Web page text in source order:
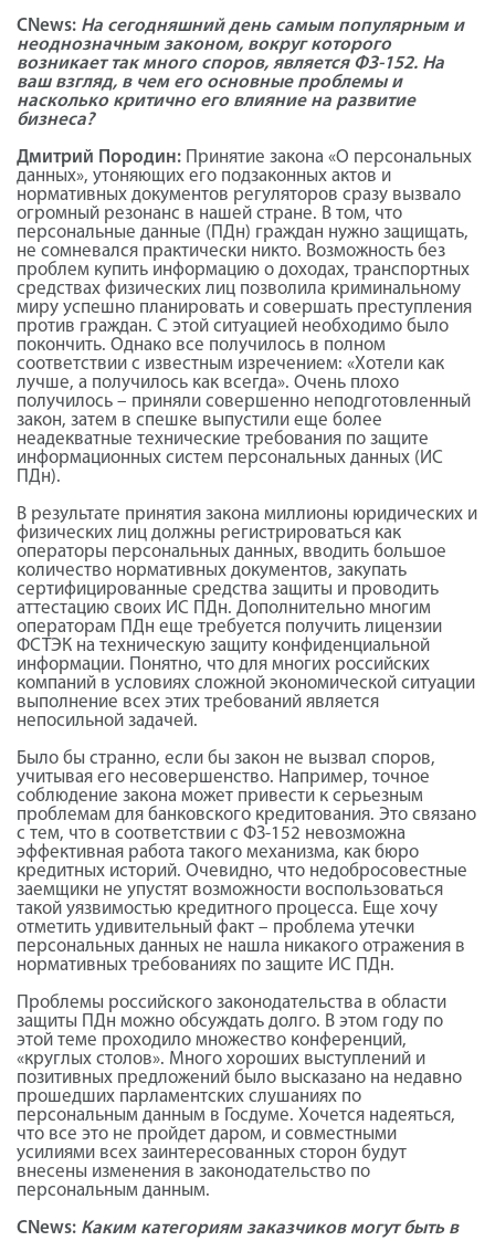
CNews: На сегодняшний день самым популярным и
неоднозначным законом, вокруг которого
возникает так много споров, является ФЗ-152. На
ваш взгляд, в чем его основные проблемы и
насколько критично его влияние на развитие
бизнеса?
Дмитрий Породин: Принятие закона «О персональных
данных», утоняющих его подзаконных актов и
нормативных документов регуляторов сразу вызвало
огромный резонанс в нашей стране. В том, что
персональные данные (ПДн) граждан нужно защищать,
не сомневался практически никто. Возможность без
проблем купить информацию о доходах, транспортных
средствах физических лиц позволила криминальному
миру успешно планировать и совершать преступления
против граждан. С этой ситуацией необходимо было
покончить. Однако все получилось в полном
соответствии с известным изречением: «Хотели как
лучше, а получилось как всегда». Очень плохо
получилось – приняли совершенно неподготовленный
закон, затем в спешке выпустили еще более
неадекватные технические требования по защите
информационных систем персональных данных (ИС
ПДн).
В результате принятия закона миллионы юридических и
физических лиц должны регистрироваться как
операторы персональных данных, вводить большое
количество нормативных документов, закупать
сертифицированные средства защиты и проводить
аттестацию своих ИС ПДн. Дополнительно многим
операторам ПДн еще требуется получить лицензии
ФСТЭК на техническую защиту конфиденциальной
информации. Понятно, что для многих российских
компаний в условиях сложной экономической ситуации
выполнение всех этих требований является
непосильной задачей.
Было бы странно, если бы закон не вызвал споров,
учитывая его несовершенство. Например, точное
соблюдение закона может привести к серьезным
проблемам для банковского кредитования. Это связано
с тем, что в соответствии с ФЗ-152 невозможна
эффективная работа такого механизма, как бюро
кредитных историй. Очевидно, что недобросовестные
заемщики не упустят возможности воспользоваться
такой уязвимостью кредитного процесса. Еще хочу
отметить удивительный факт – проблема утечки
персональных данных не нашла никакого отражения в
нормативных требованиях по защите ИС ПДн.
Проблемы российского законодательства в области
защиты ПДн можно обсуждать долго. В этом году по
этой теме проходило множество конференций,
«круглых столов». Много хороших выступлений и
позитивных предложений было высказано на недавно
прошедших парламентских слушаниях по
персональным данным в Госдуме. Хочется надеяться,
что все это не пройдет даром, и совместными
усилиями всех заинтересованных сторон будут
внесены изменения в законодательство по
персональным данным.
CNews: Каким категориям заказчиков могут быть в